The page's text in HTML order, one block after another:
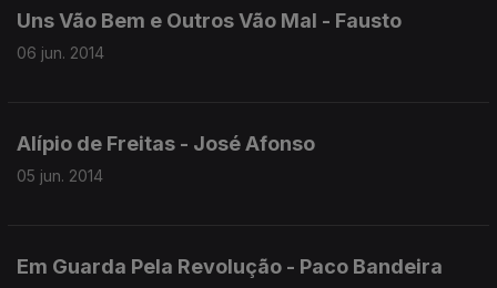
Uns Vão Bem e Outros Vão Mal - Fausto
06 jun. 2014
Alípio de Freitas - José Afonso
05 jun. 2014
Em Guarda Pela Revolução - Paco Bandeira